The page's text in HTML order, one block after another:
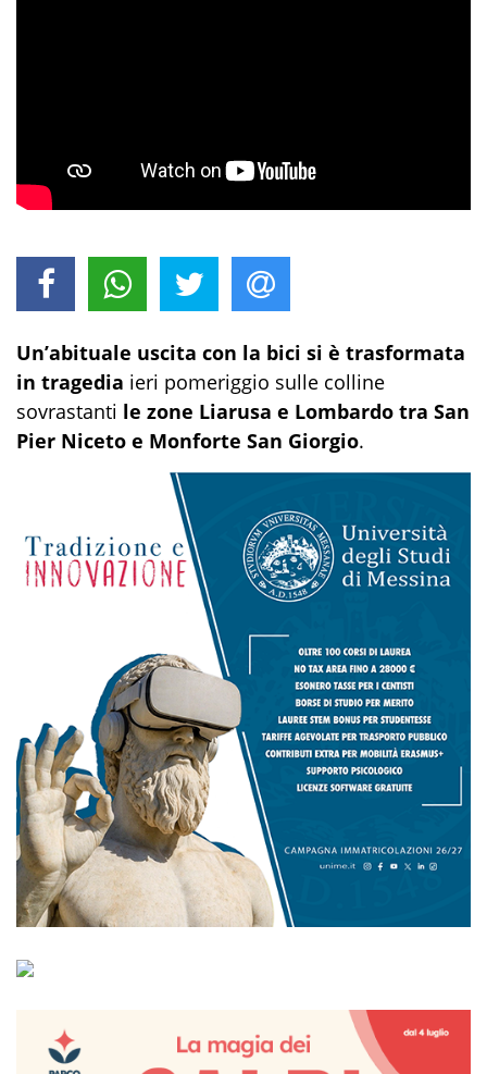
Un’abituale uscita con la bici si è trasformata
in tragedia ieri pomeriggio sulle colline
sovrastanti le zone Liarusa e Lombardo tra San
Pier Niceto e Monforte San Giorgio.